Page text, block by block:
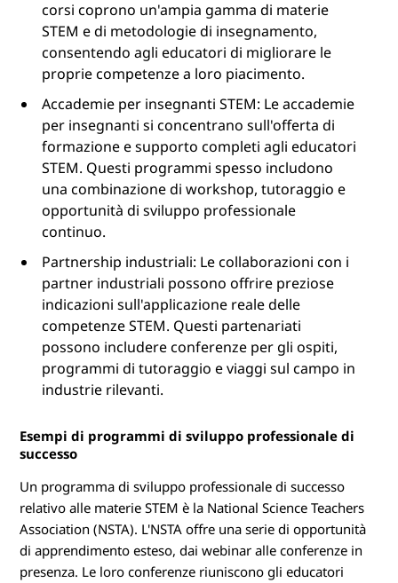
corsi coprono un'ampia gamma di materie
STEM e di metodologie di insegnamento,
consentendo agli educatori di migliorare le
proprie competenze a loro piacimento.
Accademie per insegnanti STEM: Le accademie
per insegnanti si concentrano sull'offerta di
formazione e supporto completi agli educatori
STEM. Questi programmi spesso includono
una combinazione di workshop, tutoraggio e
opportunità di sviluppo professionale
continuo.
Partnership industriali: Le collaborazioni con i
partner industriali possono offrire preziose
indicazioni sull'applicazione reale delle
competenze STEM. Questi partenariati
possono includere conferenze per gli ospiti,
programmi di tutoraggio e viaggi sul campo in
industrie rilevanti.
Esempi di programmi di sviluppo professionale di
successo
Un programma di sviluppo professionale di successo
relativo alle materie STEM è la National Science Teachers
Association (NSTA). L'NSTA offre una serie di opportunità
di apprendimento esteso, dai webinar alle conferenze in
presenza. Le loro conferenze riuniscono gli educatori